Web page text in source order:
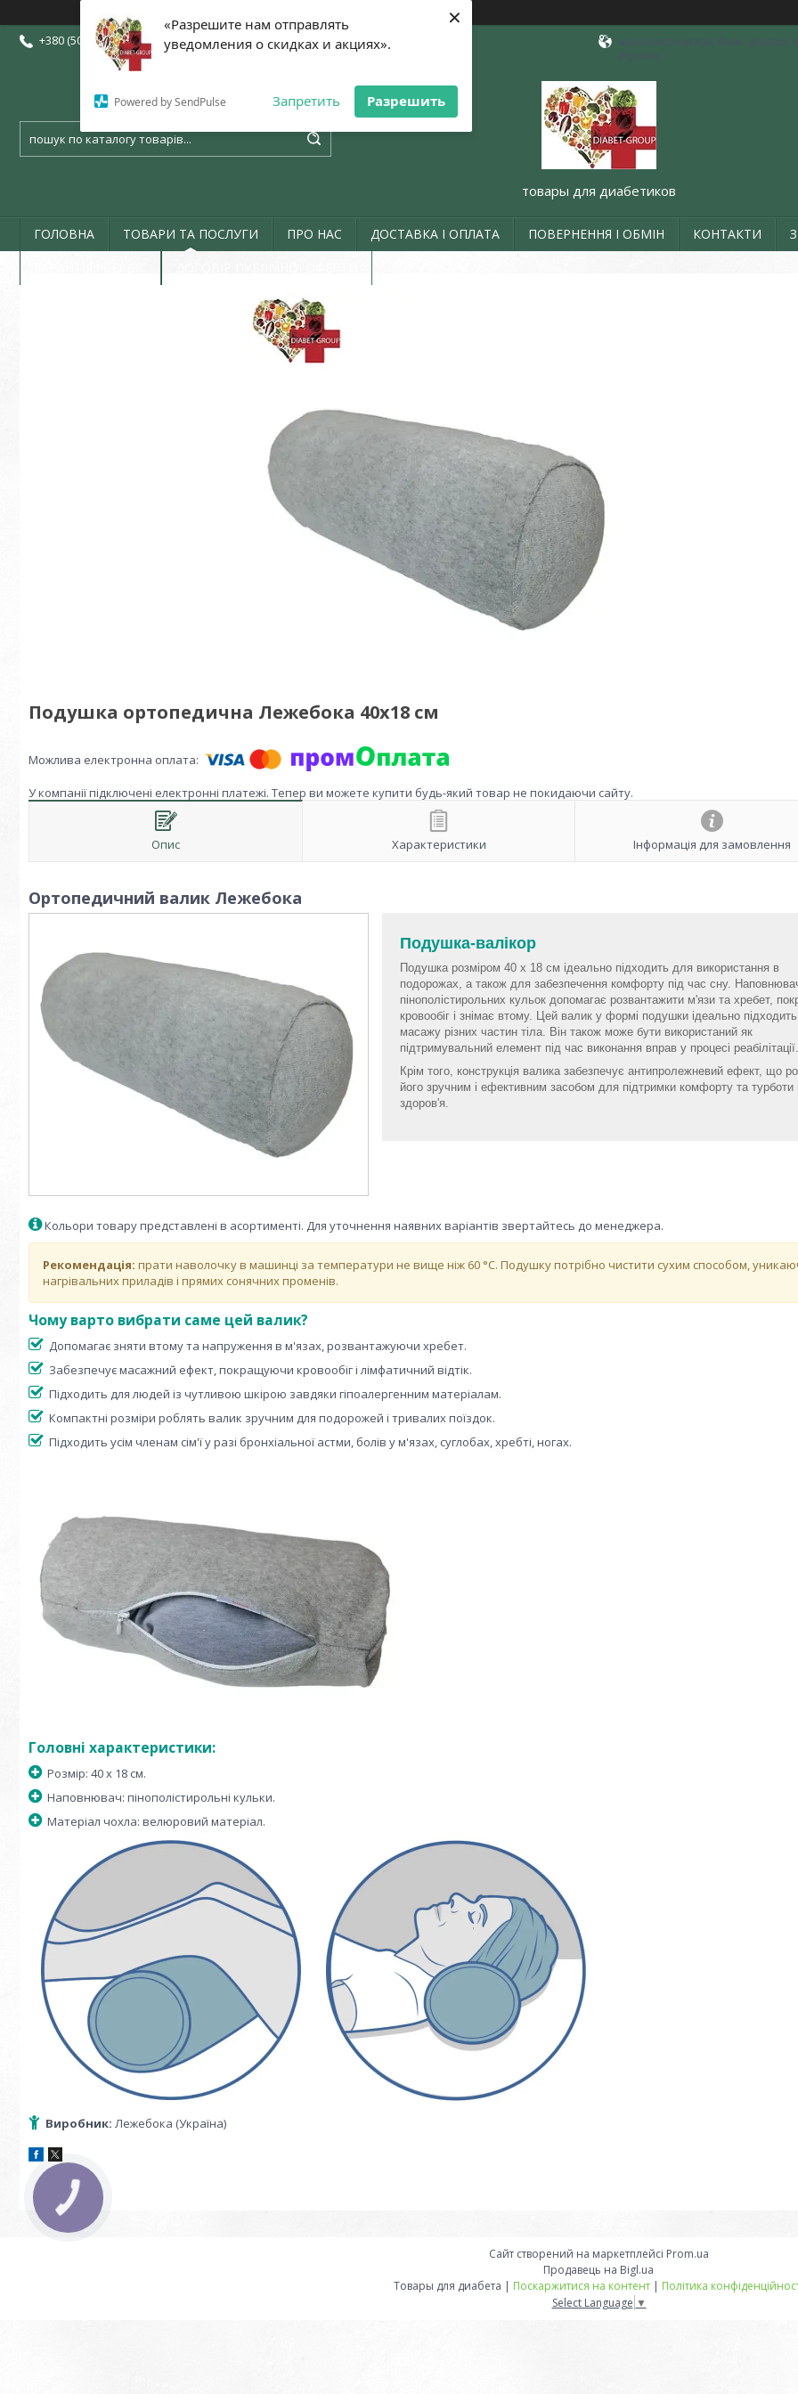
«Разрешите нам отправлять
уведомления о скидках и акциях».
Powered by SendPulse Запретить Разрешить
×
+380 (50) 773-07-72 +380 (73) 773-07-72 +380 (97) 773-07-72
товары для диабетиков
ГОЛОВНА ТОВАРИ ТА ПОСЛУГИ ПРО НАС ДОСТАВКА І ОПЛАТА ПОВЕРНЕННЯ І ОБМІН КОНТАКТИ
Подушка ортопедична Лежебока 40х18 см
У компанії підключені електронні платежі. Тепер ви можете купити будь-який товар не покидаючи сайту.
Опис Характеристики Інформація для замовлення
Ортопедичний валик Лежебока
Подушка-валікор
Подушка розміром 40 х 18 см ідеально підходить для використання в
подорожах, а також для забезпечення комфорту під час сну.
пінополістирольних кульок допомагає розвантажити м'язи та хребет,
кровообіг і знімає втому. Цей валик у формі подушки ідеально
масажу різних частин тіла. Він також може бути використаний як
підтримувальний елемент під час виконання вправ у процесі реабілітації.
Крім того, конструкція валика забезпечує антипролежневий ефект, що
його зручним і ефективним засобом для підтримки комфорту та турботи
здоров'я.
Кольори товару представлені в асортименті. Для уточнення наявних варіантів звертайтесь до менеджера.
Рекомендація: прати наволочку в машинці за температури не вище ніж 60 °C. Подушку потрібно чистити сухим способом,
нагрівальних приладів і прямих сонячних променів.
Чому варто вибрати саме цей валик?
Допомагає зняти втому та напруження в м'язах, розвантажуючи хребет.
Забезпечує масажний ефект, покращуючи кровообіг і лімфатичний відтік.
Підходить для людей із чутливою шкірою завдяки гіпоалергенним матеріалам.
Компактні розміри роблять валик зручним для подорожей і тривалих поїздок.
Підходить усім членам сім'ї у разі бронхіальної астми, болів у м'язах, суглобах, хребті, ногах.
Головні характеристики:
Розмір: 40 х 18 см.
Наповнювач: пінополістирольні кульки.
Матеріал чохла: велюровий матеріал.
Виробник: Лежебока (Україна)
Сайт створений на маркетплейсі Prom.ua
Продавець на Bigl.ua
Товары для диабета | Поскаржитися на контент | Політика
Select Language ▼